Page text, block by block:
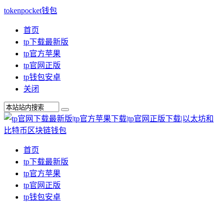
tokenpocket钱包
首页
tp下载最新版
tp官方苹果
tp官网正版
tp钱包安卓
关闭
首页
tp下载最新版
tp官方苹果
tp官网正版
tp钱包安卓